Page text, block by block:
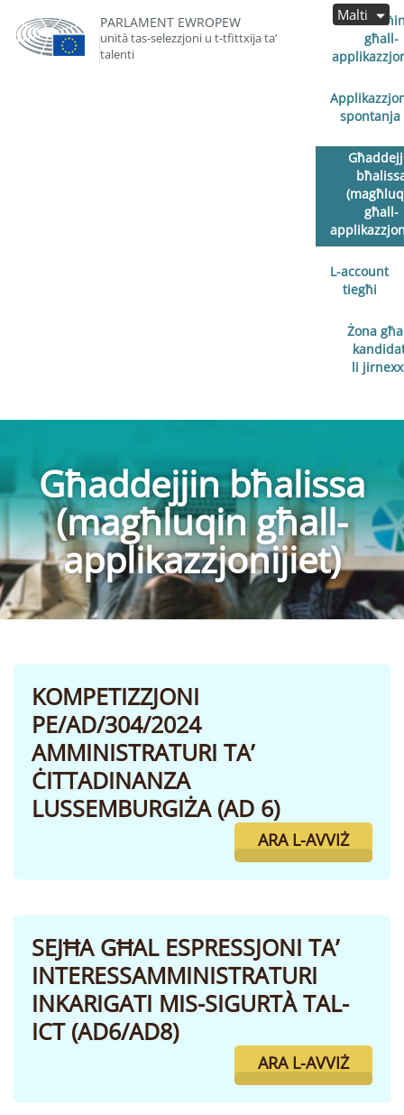
PARLAMENT EWROPEW
unità tas-selezzjoni u t-tfittxija ta’
talenti
għall-
spontanja
għall-
L-account
tiegħi
Żona
li
Malti
Għaddejjin bħalissa
(magħluqin għall-
applikazzjonijiet)
KOMPETIZZJONI
PE/AD/304/2024
AMMINISTRATURI TA’
ĊITTADINANZA
LUSSEMBURGIŻA (AD 6)
ARA L-AVVIŻ
SEJĦA GĦAL ESPRESSJONI TA’
INTERESSAMMINISTRATURI
INKARIGATI MIS-SIGURTÀ TAL-
ICT (AD6/AD8)
ARA L-AVVIŻ